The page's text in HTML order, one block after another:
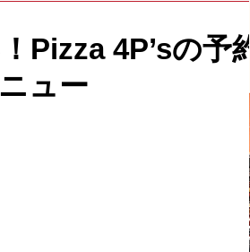
Pizza 4P’sの予約
ュー